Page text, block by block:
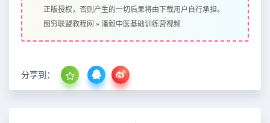
正版授权，否则产生的一切后果将由下载用户自行承担。
图穷联盟教程网 » 潘毅中医基础训练营视频
分享到：